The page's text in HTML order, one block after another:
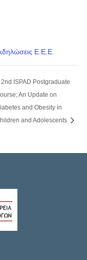
E.E.E.
2nd ISPAD Postgraduate
An Update on
and Obesity in
and Adolescents